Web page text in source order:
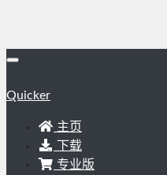
Quicker
主页
下载
专业版